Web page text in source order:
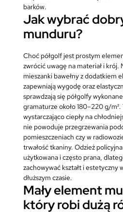
barków.
Jak wybrać
munduru?
Choć półgolf jest prostym
zwrócić uwagę na materiał i krój.
mieszanki bawełny z dodatkiem
zapewniają wygodę oraz
sprawdzają się półgolfy
gramaturze około 180–220 g/m².
wystarczająco ciepły na
nie powoduje przegrzewania
pomieszczeniach czy w
trwałość tkaniny. Odzież
użytkowana i często prana,
zachowywać kształt i estetyczny
dłuższym czasie.
Mały element
który robi dużą